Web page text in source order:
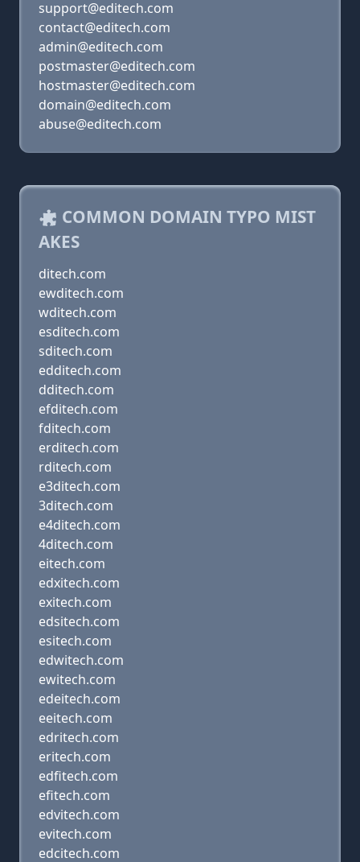
support@editech.com
contact@editech.com
admin@editech.com
postmaster@editech.com
hostmaster@editech.com
domain@editech.com
abuse@editech.com
COMMON DOMAIN TYPO MIST
AKES
ditech.com
ewditech.com
wditech.com
esditech.com
sditech.com
edditech.com
dditech.com
efditech.com
fditech.com
erditech.com
rditech.com
e3ditech.com
3ditech.com
e4ditech.com
4ditech.com
eitech.com
edxitech.com
exitech.com
edsitech.com
esitech.com
edwitech.com
ewitech.com
edeitech.com
eeitech.com
edritech.com
eritech.com
edfitech.com
efitech.com
edvitech.com
evitech.com
edcitech.com